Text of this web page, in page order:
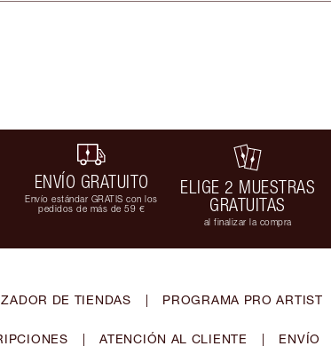
ENVÍO GRATUITO
Envío estándar GRATIS con los
pedidos de más de 59 €
ELIGE 2 MUESTRAS
GRATUITAS
al finalizar la compra
DE TIENDAS | PROGRAMA PRO ARTIST
| ATENCIÓN AL CLIENTE | ENVÍO